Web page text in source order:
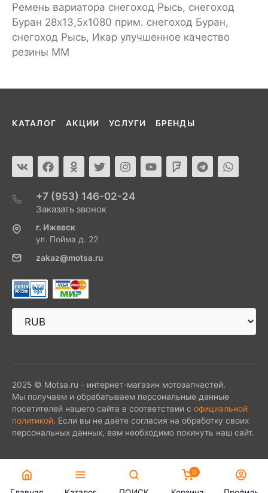
Ремень вариатора снегоход Рысь, снегоход
Буран 28х13,5х1080 прим. снегоход Буран,
снегоход Рысь, Икар улучшенное качество
резины ММ
КАТАЛОГ АКЦИИ УСЛУГИ БРЕНДЫ
+7 (953) 146-02-24
Заказать звонок
г. Ижевск
ул. Пойма д. 22
zakaz@motsa.ru
2025 © Motsa.ru - интернет-магазин мотозапчастей.
Мы получаем и обрабатываем персональные данные
посетителей нашего сайта в соответствии с официальной
политикой. Если вы не даёте согласия на обработку своих
персональных данных, вам необходимо покинуть наш сайт.
0